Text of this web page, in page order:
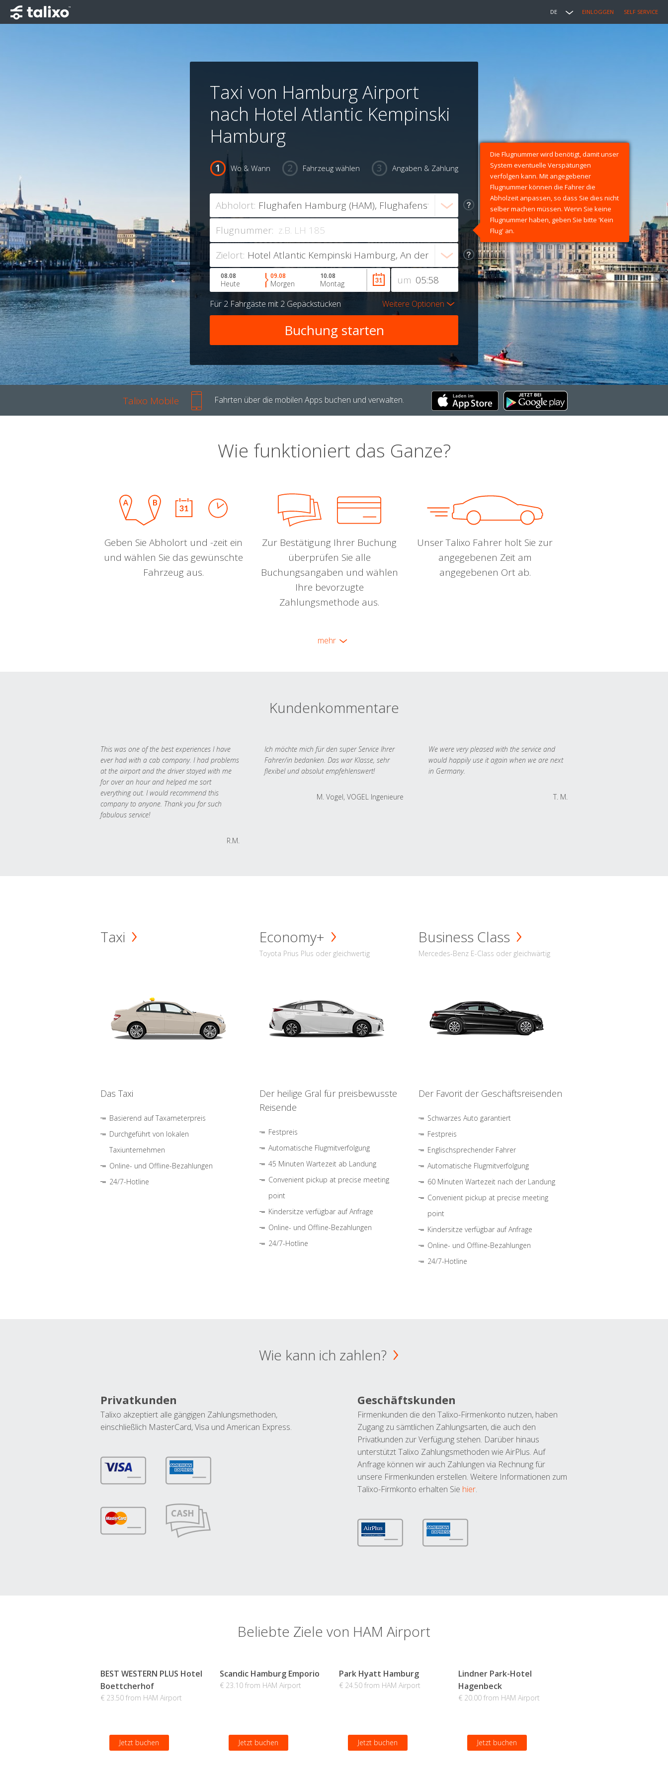
DE EINLOGGEN SELF SERVICE
Taxi von Hamburg Airport
nach Hotel Atlantic Kempinski
Hamburg
Wo & Wann Fahrzeug wählen Angaben & Zahlung
Abholort:
Flugnummer:
Die Flugnummer wird benötigt, damit unser
System eventuelle Verspätungen
verfolgen kann. Mit angegebener
Flugnummer können die Fahrer die
Abholzeit anpassen, so dass Sie dies nicht
selber machen müssen. Wenn Sie keine
Flugnummer haben, geben Sie bitte 'Kein
Flug' an.
Zielort:
um
08.08
Heute
09.08
Morgen
10.08
Montag
Für 2 Fahrgäste mit 2 Gepäckstücken Weitere Optionen
Talixo Mobile Fahrten über die mobilen Apps buchen und verwalten.
Wie funktioniert das Ganze?
Geben Sie Abholort und -zeit ein
und wählen Sie das gewünschte
Fahrzeug aus.
Zur Bestätigung Ihrer Buchung
überprüfen Sie alle
Buchungsangaben und wählen
Ihre bevorzugte
Zahlungsmethode aus.
Unser Talixo Fahrer holt Sie zur
angegebenen Zeit am
angegebenen Ort ab.
mehr
Kundenkommentare
This was one of the best experiences I have
ever had with a cab company. I had problems
at the airport and the driver stayed with me
for over an hour and helped me sort
everything out. I would recommend this
company to anyone. Thank you for such
fabulous service!
R.M.
Ich möchte mich für den super Service Ihrer
Fahrer/in bedanken. Das war Klasse, sehr
flexibel und absolut empfehlenswert!
M. Vogel, VOGEL Ingenieure
We were very pleased with the service and
would happily use it again when we are next
in Germany.
T. M.
Taxi
Das Taxi
Basierend auf Taxameterpreis
Durchgeführt von lokalen
Taxiunternehmen
Online- und Offline-Bezahlungen
24/7-Hotline
Economy+
Toyota Prius Plus oder gleichwertig
Der heilige Gral für preisbewusste
Reisende
Festpreis
Automatische Flugmitverfolgung
45 Minuten Wartezeit ab Landung
Convenient pickup at precise meeting
point
Kindersitze verfügbar auf Anfrage
Online- und Offline-Bezahlungen
24/7-Hotline
Business Class
Mercedes-Benz E-Class oder gleichwärtig
Der Favorit der Geschäftsreisenden
Schwarzes Auto garantiert
Festpreis
Englischsprechender Fahrer
Automatische Flugmitverfolgung
60 Minuten Wartezeit nach der Landung
Convenient pickup at precise meeting
point
Kindersitze verfügbar auf Anfrage
Online- und Offline-Bezahlungen
24/7-Hotline
Wie kann ich zahlen?
Privatkunden
Talixo akzeptiert alle gängigen Zahlungsmethoden,
einschließlich MasterCard, Visa und American Express.
Geschäftskunden
Firmenkunden die den Talixo-Firmenkonto nutzen, haben
Zugang zu sämtlichen Zahlungsarten, die auch den
Privatkunden zur Verfügung stehen. Darüber hinaus
unterstützt Talixo Zahlungsmethoden wie AirPlus. Auf
Anfrage können wir auch Zahlungen via Rechnung für
unsere Firmenkunden erstellen. Weitere Informationen zum
Talixo-Firmkonto erhalten Sie hier.
Beliebte Ziele von HAM Airport
BEST WESTERN PLUS Hotel
Boettcherhof
€ 23.50 from HAM Airport
Jetzt buchen
Scandic Hamburg Emporio
€ 23.10 from HAM Airport
Jetzt buchen
Park Hyatt Hamburg
€ 24.50 from HAM Airport
Jetzt buchen
Lindner Park-Hotel
Hagenbeck
€ 20.00 from HAM Airport
Jetzt buchen